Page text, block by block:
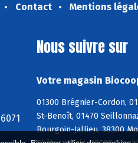
Contact Mentions
Nous suivre sur
Votre magasin
01300 Brégnier-Cordon,
St-Benoît, 01470
Bourgoin-Jallieu, 38300